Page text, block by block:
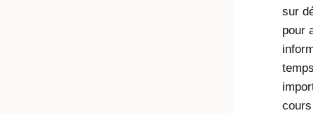
sur
pour